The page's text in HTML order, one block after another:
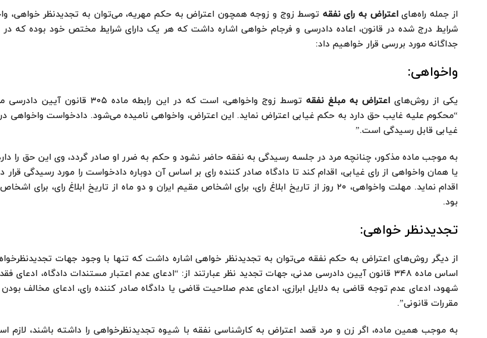
از جمله راه‌هایاعتراض به رای نفقه توسط زوج و زوجه همچون اعتراض به حکم مهریه، می‌توان به تجدیدنظر خواهی،
شرایط درج شده در قانون، اعاده دادرسی و فرجام خواهی اشاره داشت که هر یک دارای شرایط مختص خود بوده که
جداگانه مورد بررسی قرار خواهیم داد:
واخواهی:
یکی از روش‌های اعتراض به مبلغ نفقه
توسط زوج واخواهی، است که در این رابطه
“محکوم علیه غایب حق دارد به حکم غیابی اعتراض نماید. این اعتراض، واخواهی نامیده می‌‌شود. دادخواست واخواهی
غیابی قابل رسیدگی است.”
به موجب ماده مذکور، چنانچه مرد در جلسه رسیدگی به نفقه حاضر نشود و حکم به ضرر او صادر گردد، وی این حق را
یا همان واخواهی از رای غیابی، اقدام کند تا دادگاه صادر کننده رای بر اساس آن دوباره دادخواست را مورد رسیدگی
اقدام نماید. مهلت واخواهی، ۲۰ روز از تاریخ ابلاغ رای، برای اشخاص مقیم ایران و دو ماه از تاریخ ابلاغ رای،
بود.
تجدیدنظر خواهی:
از دیگر روش‌های اعتراض به حکم نفقه می‌توان به تجدیدنظر خواهی اشاره داشت که تنها با وجود جهات
اساس ماده ۳۴۸ قانون آیین دادرسی مدنی، جهات تجدید نظر عبارتند از: “ادعای عدم اعتبار مستندات دادگاه،
شهود، ادعای عدم توجه قاضی به دلایل ابرازی، ادعای عدم صلاحیت قاضی یا دادگاه صادر کننده رای، ادعای مخالف
مقررات قانونی”.
به موجب همین ماده، اگر زن و مرد قصد اعتراض به کارشناسی نفقه با شیوه تجدیدنظرخواهی را داشته باشند، لازم